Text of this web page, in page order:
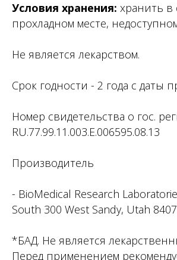
Условия хранения: хранить в
прохладном месте,
Не является лекарством.
Срок годности - 2 года с даты
Номер свидетельства о гос.
RU.77.99.11.003.Е.006595.08.13
Производитель
- BioMedical Research
South 300 West Sandy, Utah
*БАД. Не является
Перед применением